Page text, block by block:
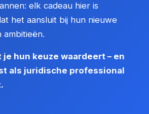
elk cadeau hier is
het aansluit bij hun nieuwe
ambitieën.
je hun keuze waardeert – en
als juridische professional